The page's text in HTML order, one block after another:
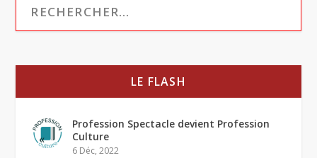
LE FLASH
Profession Spectacle devient Profession
Culture
6 Déc, 2022